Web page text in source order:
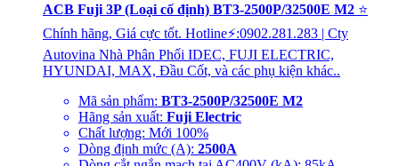
ACB Fuji 3P (Loại cố định) BT3-2500P/32500E M2 ⭐
Chính hãng, Giá cực tốt. Hotline⚡:0902.281.283 | Cty
Autovina Nhà Phân Phối IDEC, FUJI ELECTRIC,
HYUNDAI, MAX, Đầu Cốt, và các phụ kiện khác..
Mã sản phẩm: BT3-2500P/32500E M2
Hãng sản xuất: Fuji Electric
Chất lượng: Mới 100%
Dòng định mức (A): 2500A